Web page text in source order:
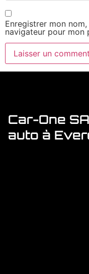
Enregistrer mon
navigateur pour mon
Car-One
auto à